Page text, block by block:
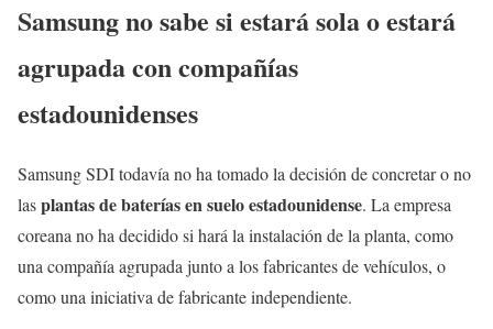
Samsung no sabe si estará sola o estará
agrupada con compañías
estadounidenses
Samsung SDI todavía no ha tomado la decisión de concretar o no
lasplantas debaterías en suelo estadounidense. La empresa
coreana no ha decidido si hará la instalación de la planta, como
una compañía agrupada junto a los fabricantes de vehículos, o
como una iniciativa de fabricante independiente.